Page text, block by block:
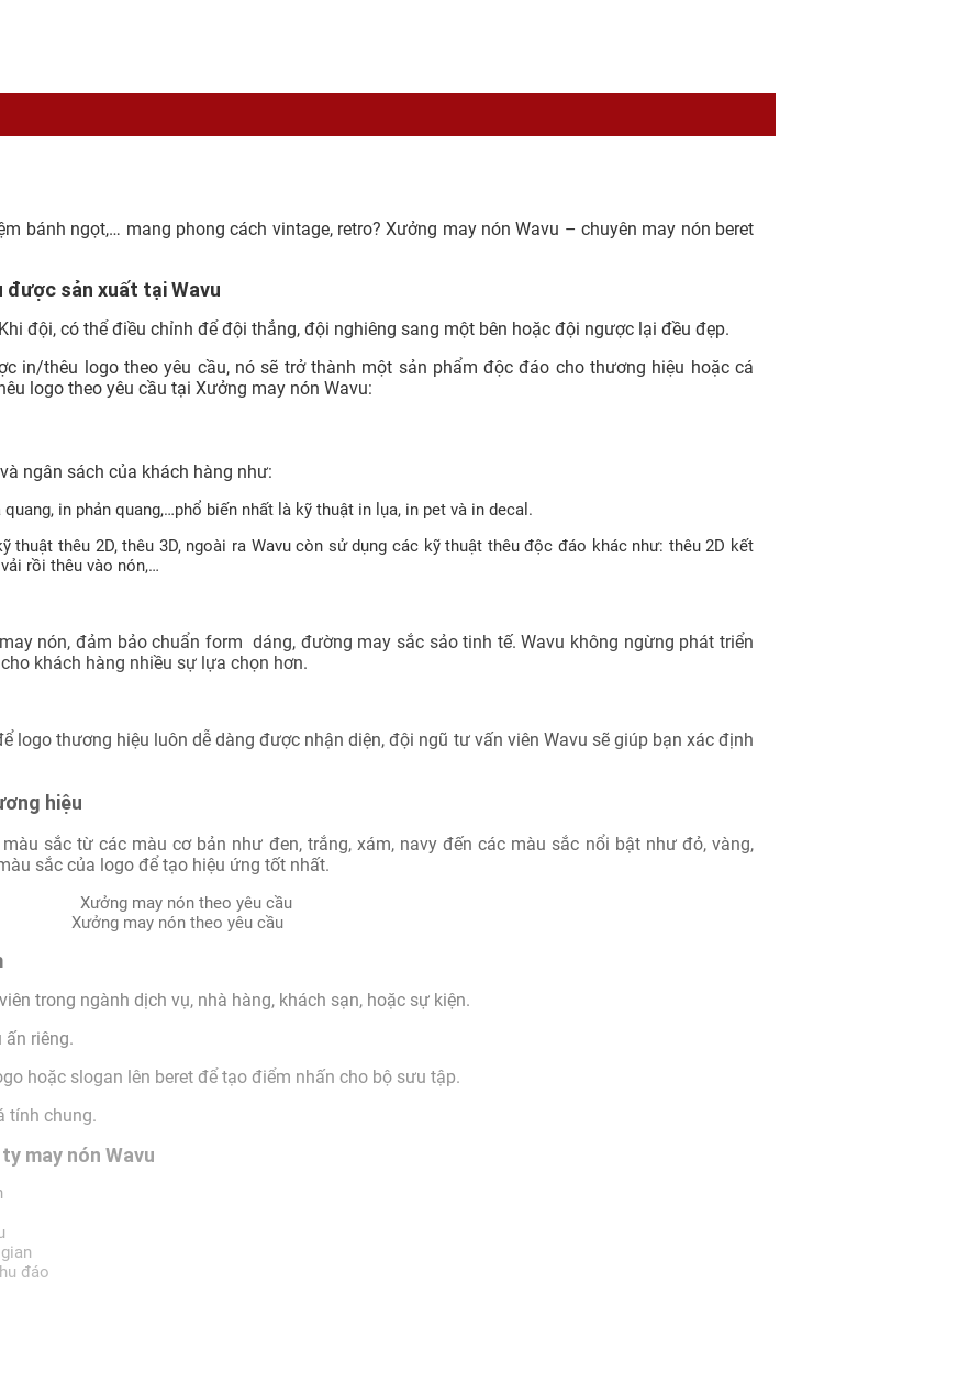
bánh ngọt,… mang phong cách vintage, retro? Xưởng may nón Wavu – chuyên may nón beret
sản xuất tại Wavu
đội, có thể điều chỉnh để đội thẳng, đội nghiêng sang một bên hoặc đội ngược lại đều đẹp.
in/thêu logo theo yêu cầu, nó sẽ trở thành một sản phẩm độc đáo cho thương hiệu hoặc cá
logo theo yêu cầu tại Xưởng may nón Wavu:
ngân sách của khách hàng như:
in phản quang,…phổ biến nhất là kỹ thuật in lụa, in pet và in decal.
thuật thêu 2D, thêu 3D, ngoài ra Wavu còn sử dụng các kỹ thuật thêu độc đáo khác như: thêu 2D kết
rồi thêu vào nón,…
nón, đảm bảo chuẩn form dáng, đường may sắc sảo tinh tế. Wavu không ngừng phát triển
khách hàng nhiều sự lựa chọn hơn.
logo thương hiệu luôn dễ dàng được nhận diện, đội ngũ tư vấn viên Wavu sẽ giúp bạn xác định
hiệu
sắc từ các màu cơ bản như đen, trắng, xám, navy đến các màu sắc nổi bật như đỏ, vàng,
sắc của logo để tạo hiệu ứng tốt nhất.
Xưởng may nón theo yêu cầu
trong ngành dịch vụ, nhà hàng, khách sạn, hoặc sự kiện.
riêng.
hoặc slogan lên beret để tạo điểm nhấn cho bộ sưu tập.
tính chung.
may nón Wavu
đáo